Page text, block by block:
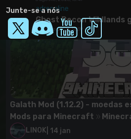
Junte-se a nós
Galath Mod (1.12.2) - moedas
Mods para Minecraft
LINOK 14 jan
adrenaline
Ghost Recon
6 agosto, 2026, 16:39